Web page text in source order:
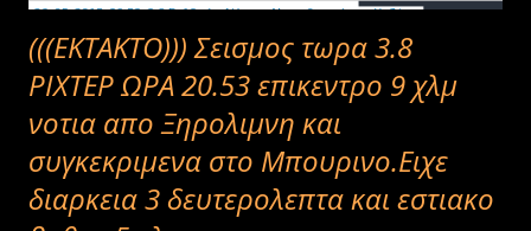
(((ΕΚΤΑΚΤΟ))) Σεισμος τωρα 3.8
ΡΙΧΤΕΡ ΩΡΑ 20.53 επικεντρο 9 χλμ
νοτια απο Ξηρολιμνη και
συγκεκριμενα στο Μπουρινο.Ειχε
διαρκεια 3 δευτερολεπτα και εστιακο